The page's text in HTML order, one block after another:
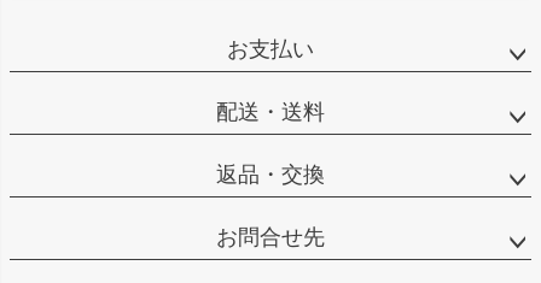
お支払い
配送・送料
返品・交換
お問合せ先